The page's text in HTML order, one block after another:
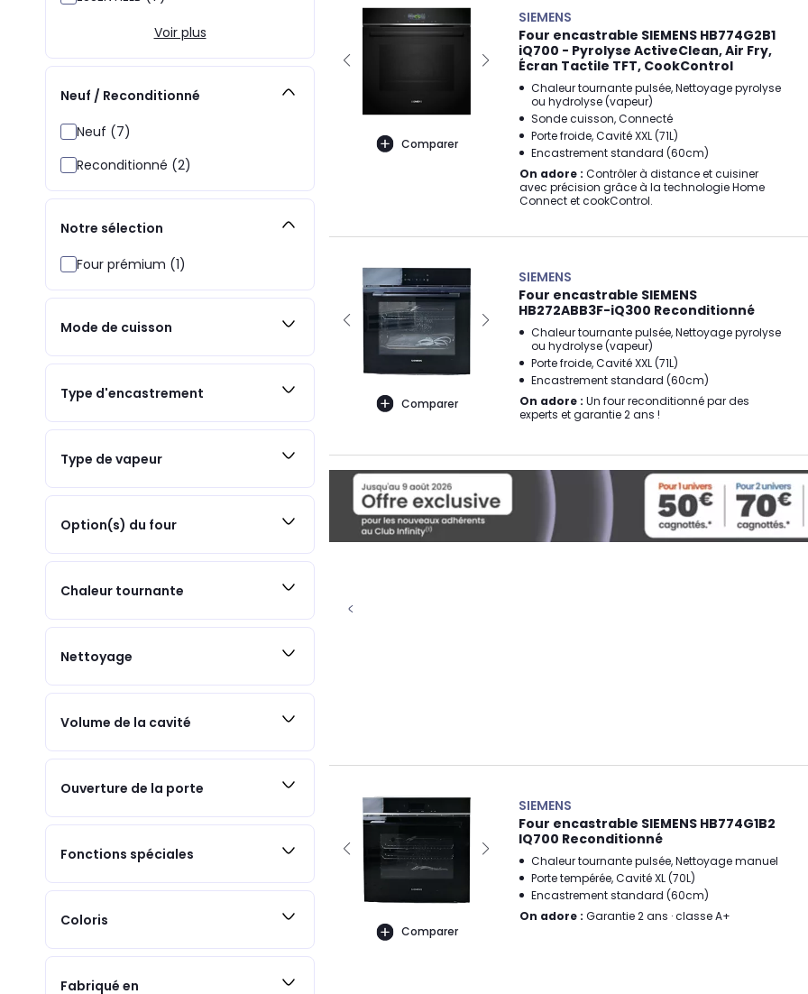
Voir plus
Neuf / Reconditionné
Neuf (7)
Reconditionné (2)
Notre sélection
Four prémium (1)
Mode de cuisson
Type d'encastrement
Type de vapeur
Option(s) du four
Chaleur tournante
Nettoyage
Volume de la cavité
Ouverture de la porte
Fonctions spéciales
Coloris
Fabriqué en
Comparer
SIEMENS
Four encastrable SIEMENS HB774G2B1
iQ700 - Pyrolyse ActiveClean, Air Fry,
Écran Tactile TFT, CookControl
Chaleur tournante pulsée, Nettoyage pyrolyse
ou hydrolyse (vapeur)
Sonde cuisson, Connecté
Porte froide, Cavité XXL (71L)
Encastrement standard (60cm)
On adore : Contrôler à distance et cuisiner
avec précision grâce à la technologie Home
Connect et cookControl.
Comparer
SIEMENS
Four encastrable SIEMENS
HB272ABB3F-iQ300 Reconditionné
Chaleur tournante pulsée, Nettoyage pyrolyse
ou hydrolyse (vapeur)
Porte froide, Cavité XXL (71L)
Encastrement standard (60cm)
On adore : Un four reconditionné par des
experts et garantie 2 ans !
Comparer
SIEMENS
Four encastrable SIEMENS HB774G1B2
IQ700 Reconditionné
Chaleur tournante pulsée, Nettoyage manuel
Porte tempérée, Cavité XL (70L)
Encastrement standard (60cm)
On adore : Garantie 2 ans · classe A+